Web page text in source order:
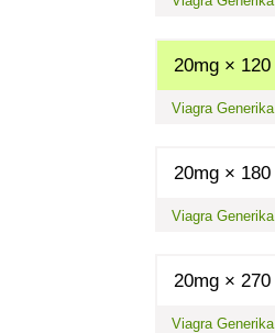
20mg ×
Viagra
20mg ×
Viagra
20mg ×
Viagra